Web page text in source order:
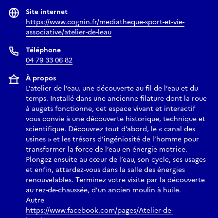
Site internet
https://www.cognin.fr/mediatheque-sport-et-vie-
associative/atelier-de-leau
Téléphone
04 79 33 06 82
À propos
L’atelier de l’eau, une découverte au fil de l’eau et du
temps. Installé dans une ancienne filature dont la roue
à augets fonctionne, cet espace vivant et interactif
vous convie à une découverte historique, technique et
scientifique. Découvrez tout d’abord, le « canal des
usines » et les trésors d’ingéniosité de l’homme pour
transformer la force de l’eau en énergie motrice.
Plongez ensuite au cœur de l’eau, son cycle, ses usages
et enfin, attardez-vous dans la salle des énergies
renouvelables. Terminez votre visite par la découverte
au rez-de-chaussée, d’un ancien moulin à huile.
Autre
https://www.facebook.com/pages/Atelier-de-